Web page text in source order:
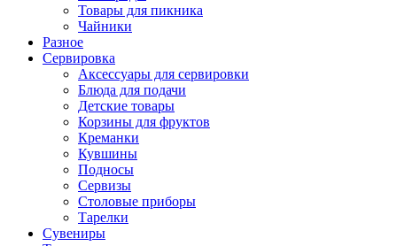
Товары для пикника
Чайники
Разное
Сервировка
Аксессуары для сервировки
Блюда для подачи
Детские товары
Корзины для фруктов
Креманки
Кувшины
Подносы
Сервизы
Столовые приборы
Тарелки
Сувениры